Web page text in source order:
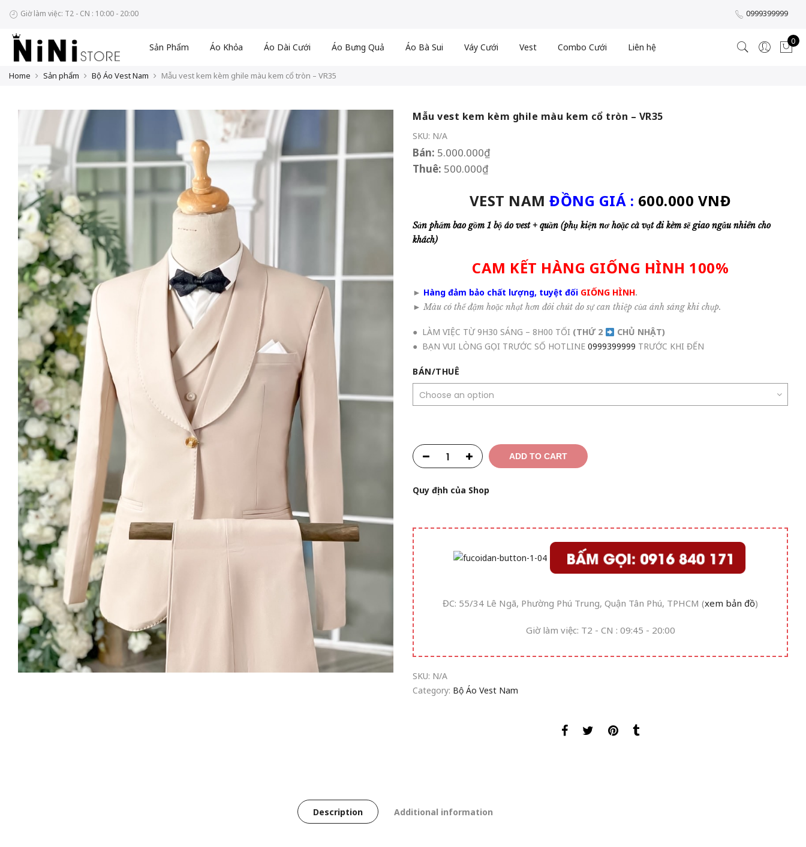
Giờ làm việc: T2 - CN : 10:00 - 20:00 0999399999
Sản Phẩm Áo Khỏa Áo Dài Cưới Áo Bưng Quả Áo Bà Sui Váy Cưới Vest Combo Cưới Liên hệ
0
Home Sản phẩm Bộ Áo Vest Nam Mẫu vest kem kèm ghile màu kem cổ tròn – VR35
Mẫu vest kem kèm ghile màu kem cổ tròn – VR35
SKU: N/A
Bán: 5.000.000₫
Thuê: 500.000₫
VEST NAM ĐỒNG GIÁ : 600.000 VNĐ
Sản phẩm bao gồm 1 bộ áo vest + quần (phụ kiện nơ hoặc cà vạt đi kèm sẽ giao ngẫu nhiên cho
khách)
CAM KẾT HÀNG GIỐNG HÌNH 100%
► Hàng đảm bảo chất lượng, tuyệt đối GIỐNG HÌNH.
►Màu có thể đậm hoặc nhạt hơn đôi chút do sự can thiệp của ánh sáng khi chụp.
● LÀM VIỆC TỪ 9H30 SÁNG – 8H00 TỐI (THỨ 2 CHỦ NHẬT)
● BẠN VUI LÒNG GỌI TRƯỚC SỐ HOTLINE 0999399999 TRƯỚC KHI ĐẾN
BÁN/THUÊ
ADD TO CART
Quy định của Shop
ĐC: 55/34 Lê Ngã, Phường Phú Trung, Quận Tân Phú, TPHCM (xem bản đồ)
Giờ làm việc: T2 - CN : 09:45 - 20:00
SKU: N/A
Category: Bộ Áo Vest Nam
Description Additional information